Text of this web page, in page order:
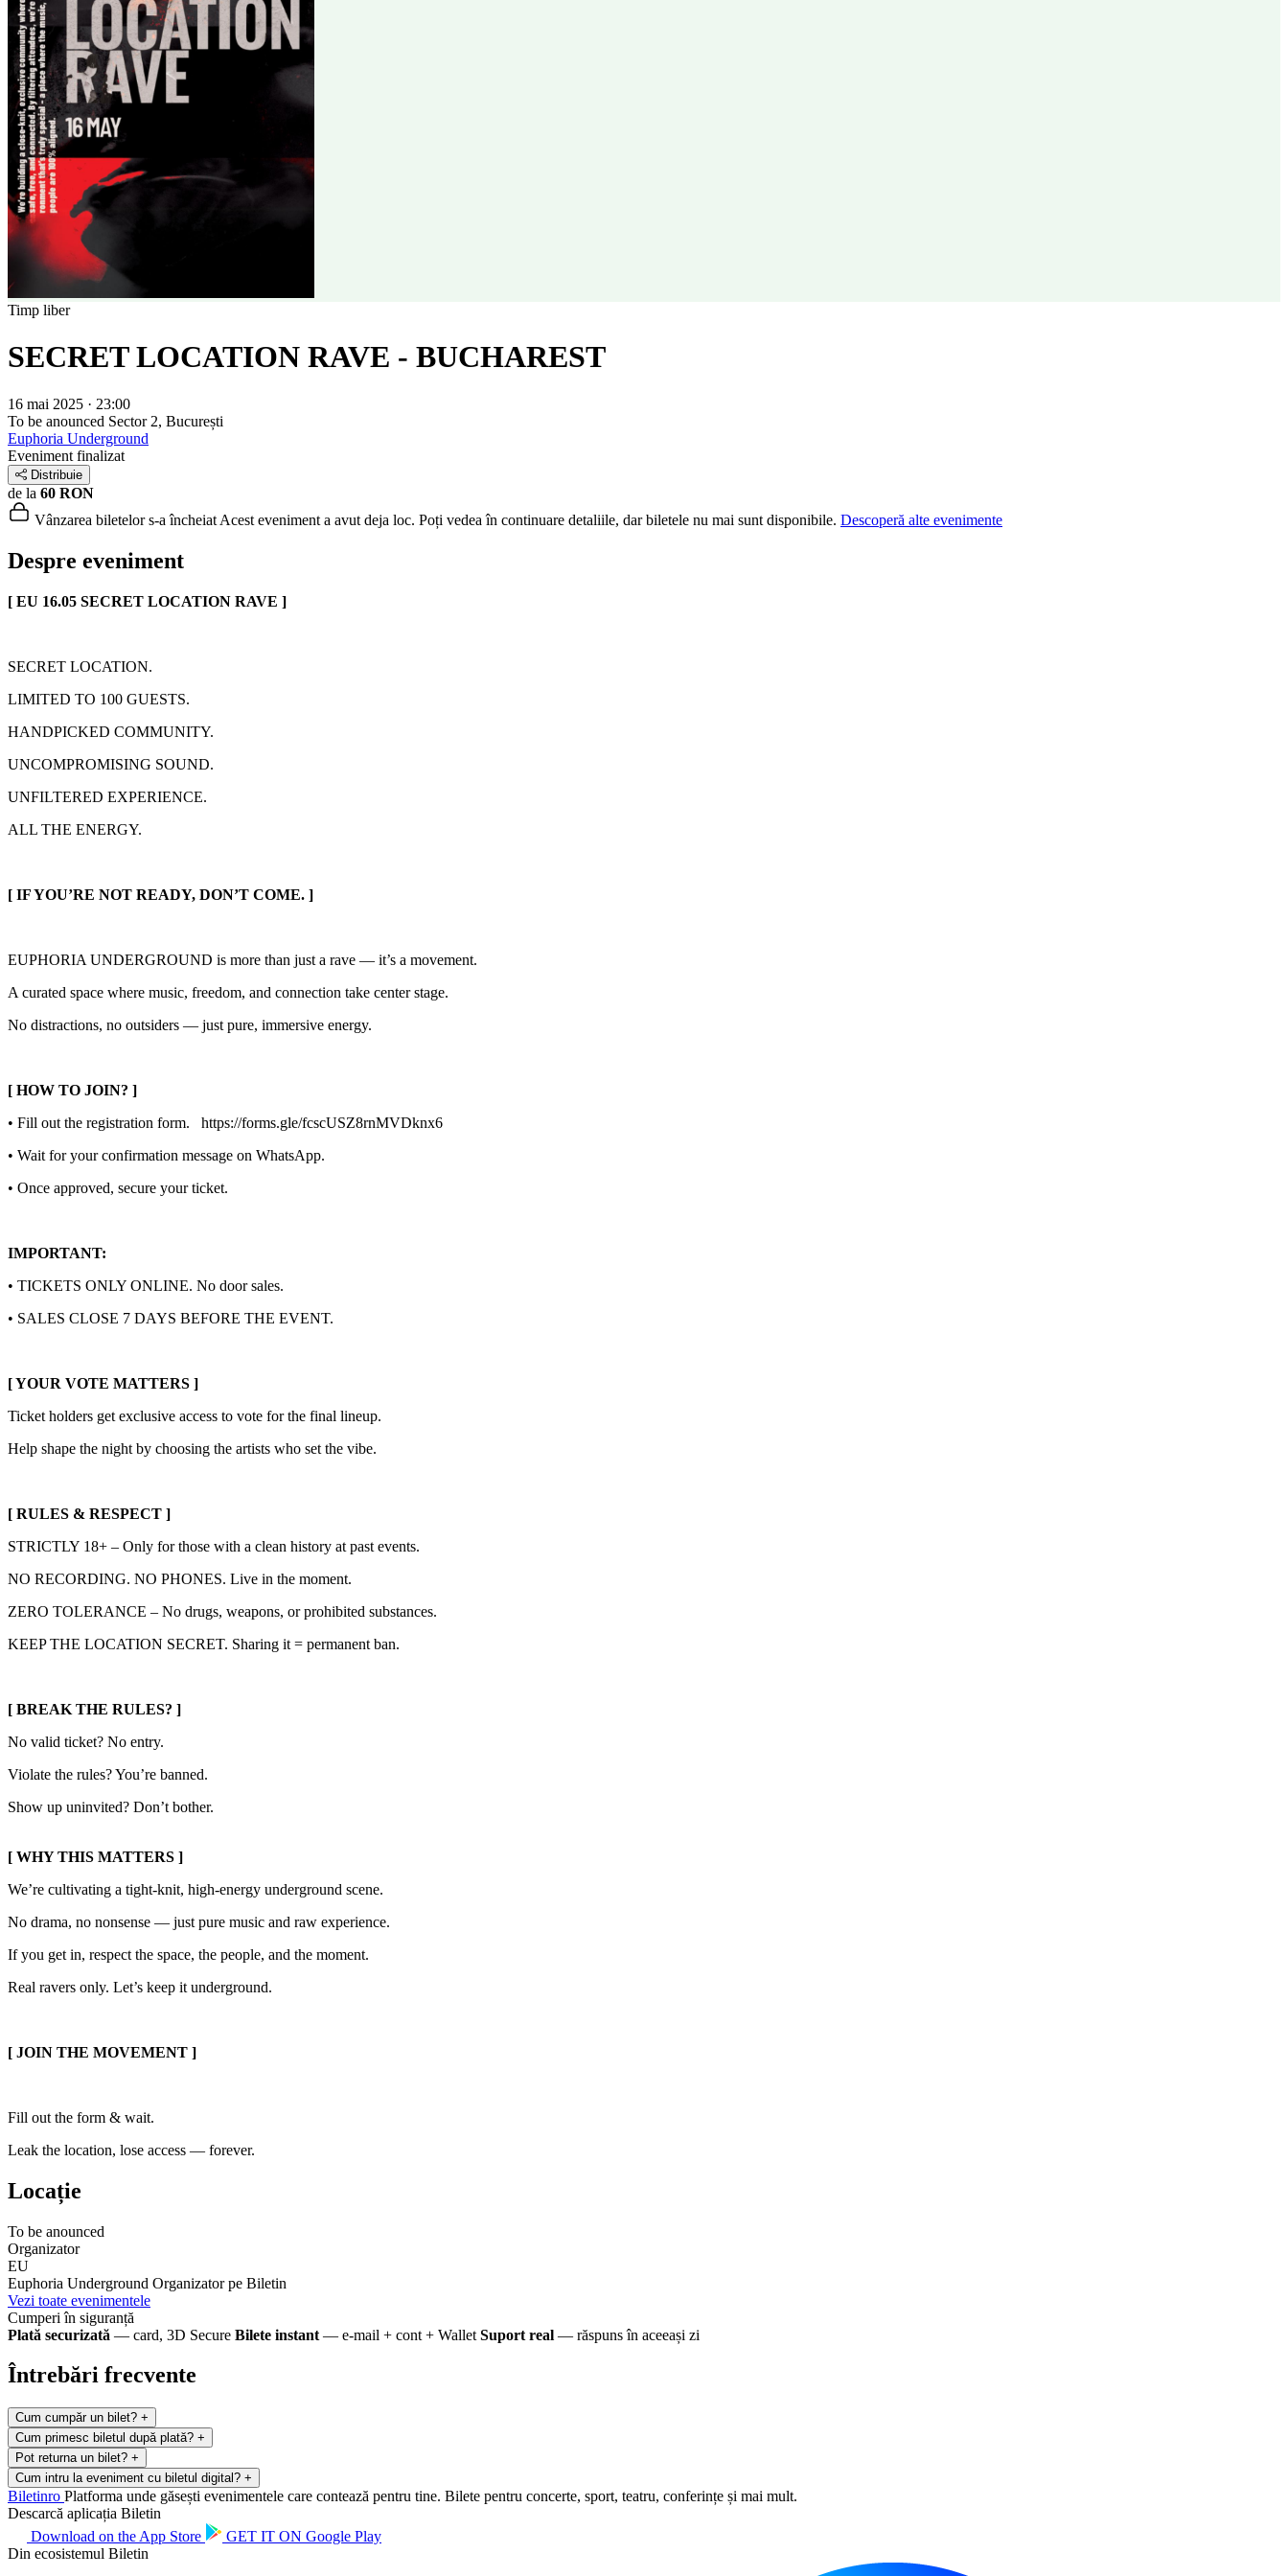
Timp liber
SECRET LOCATION RAVE - BUCHAREST
16 mai 2025 · 23:00
To be anounced Sector 2, București
Euphoria Underground
Eveniment finalizat
Distribuie
de la 60 RON
Vânzarea biletelor s-a încheiat Acest eveniment a avut deja loc. Poți vedea în continuare detaliile, dar biletele nu mai sunt disponibile. Descoperă alte evenimente
Despre eveniment
[ EU 16.05 SECRET LOCATION RAVE ]
SECRET LOCATION.
LIMITED TO 100 GUESTS.
HANDPICKED COMMUNITY.
UNCOMPROMISING SOUND.
UNFILTERED EXPERIENCE.
ALL THE ENERGY.
[ IF YOU’RE NOT READY, DON’T COME. ]
EUPHORIA UNDERGROUND is more than just a rave — it’s a movement.
A curated space where music, freedom, and connection take center stage.
No distractions, no outsiders — just pure, immersive energy.
[ HOW TO JOIN? ]
• Fill out the registration form. https://forms.gle/fcscUSZ8rnMVDknx6
• Wait for your confirmation message on WhatsApp.
• Once approved, secure your ticket.
IMPORTANT:
• TICKETS ONLY ONLINE. No door sales.
• SALES CLOSE 7 DAYS BEFORE THE EVENT.
[ YOUR VOTE MATTERS ]
Ticket holders get exclusive access to vote for the final lineup.
Help shape the night by choosing the artists who set the vibe.
[ RULES & RESPECT ]
STRICTLY 18+ – Only for those with a clean history at past events.
NO RECORDING. NO PHONES. Live in the moment.
ZERO TOLERANCE – No drugs, weapons, or prohibited substances.
KEEP THE LOCATION SECRET. Sharing it = permanent ban.
[ BREAK THE RULES? ]
No valid ticket? No entry.
Violate the rules? You’re banned.
Show up uninvited? Don’t bother.
[ WHY THIS MATTERS ]
We’re cultivating a tight-knit, high-energy underground scene.
No drama, no nonsense — just pure music and raw experience.
If you get in, respect the space, the people, and the moment.
Real ravers only. Let’s keep it underground.
[ JOIN THE MOVEMENT ]
Fill out the form & wait.
Leak the location, lose access — forever.
Locație
To be anounced
Organizator
EU
Euphoria Underground Organizator pe Biletin
Vezi toate evenimentele
Cumperi în siguranță
Plată securizată — card, 3D Secure Bilete instant — e-mail + cont + Wallet Suport real — răspuns în aceeași zi
Întrebări frecvente
Cum cumpăr un bilet? +
Cum primesc biletul după plată? +
Pot returna un bilet? +
Cum intru la eveniment cu biletul digital? +
Biletinro Platforma unde găsești evenimentele care contează pentru tine. Bilete pentru concerte, sport, teatru, conferințe și mai mult.
Descarcă aplicația Biletin
Download on the App Store GET IT ON Google Play
Din ecosistemul Biletin